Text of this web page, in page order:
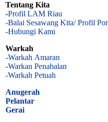
Tentang Kita
-Profil LAM Riau
-Balai Sesawang Kita/ Profil
-Hubungi Kami
Warkah
-Warkah Amaran
-Warkan Penabalan
-Warkah Petuah
Anugerah
Pelantar
Gerai